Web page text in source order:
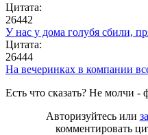
Цитата:
26442
У нас у дома голубя сбили,
Цитата:
26444
На вечеринках в компании
Есть что сказать? Не молчи
Авторизуйтесь или
комментировать